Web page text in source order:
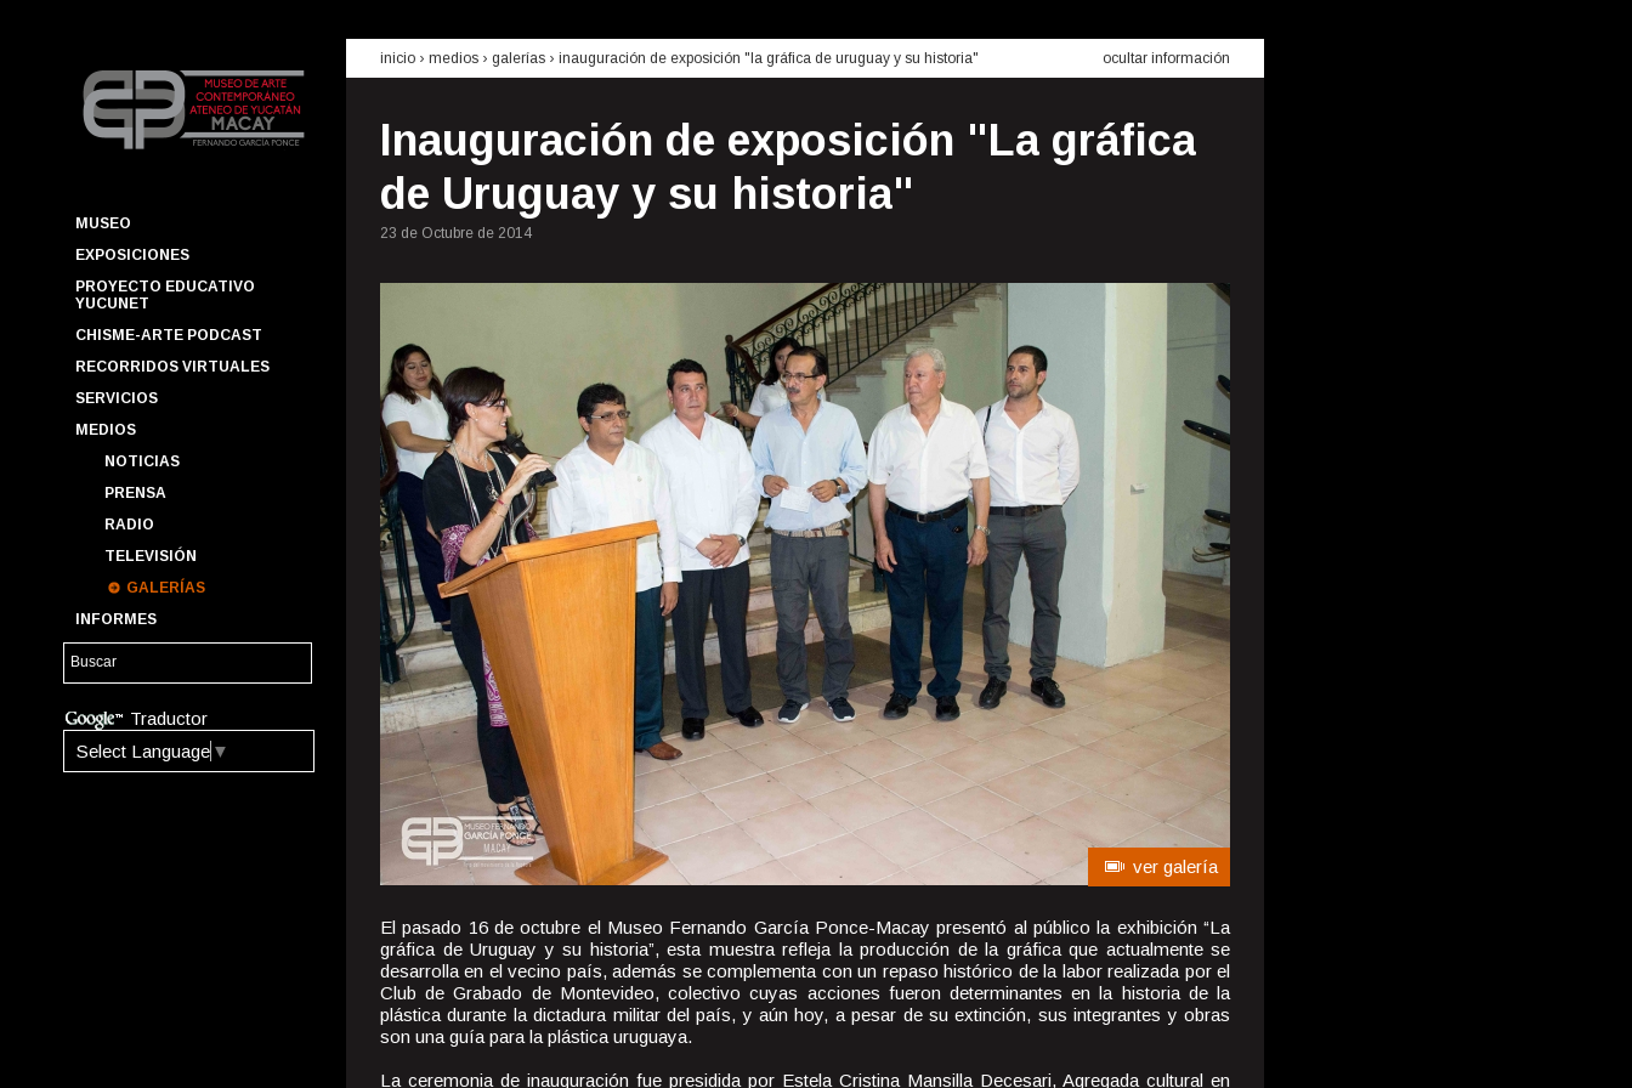
MUSEO
EXPOSICIONES
PROYECTO EDUCATIVO
YUCUNET
CHISME-ARTE PODCAST
RECORRIDOS VIRTUALES
SERVICIOS
MEDIOS
NOTICIAS
PRENSA
RADIO
TELEVISIÓN
GALERÍAS
INFORMES
Traductor
Select Language ▼
inicio › medios › galerías › inauguración de exposición "la gráfica de uruguay y su historia" ocultar información
Inauguración de exposición "La gráfica
de Uruguay y su historia"
23 de Octubre de 2014
ver galería
El pasado 16 de octubre el Museo Fernando García Ponce-Macay presentó al público la exhibición “La
gráfica de Uruguay y su historia”, esta muestra refleja la producción de la gráfica que actualmente se
desarrolla en el vecino país, además se complementa con un repaso histórico de la labor realizada por el
Club de Grabado de Montevideo, colectivo cuyas acciones fueron determinantes en la historia de la
plástica durante la dictadura militar del país, y aún hoy, a pesar de su extinción, sus integrantes y obras
son una guía para la plástica uruguaya.
La ceremonia de inauguración fue presidida por Estela Cristina Mansilla Decesari, Agregada cultural en